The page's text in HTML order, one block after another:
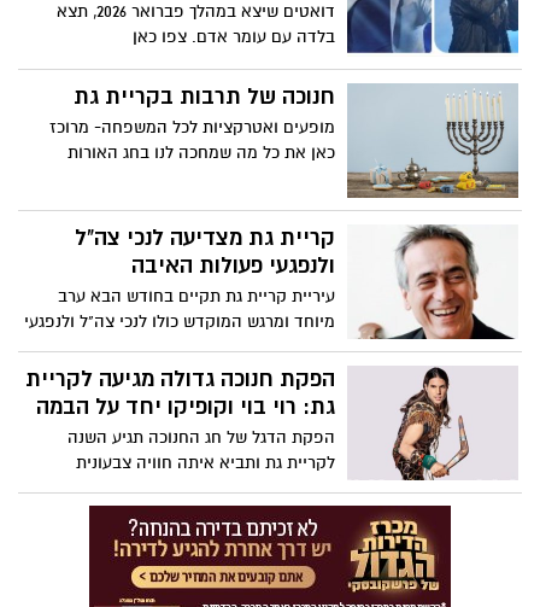
דואטים שיצא במהלך פברואר 2026, תצא
בלדה עם עומר אדם. צפו כאן
חנוכה של תרבות בקריית גת
מופעים ואטרקציות לכל המשפחה- מרוכז
כאן את כל מה שמחכה לנו בחג האורות
קריית גת מצדיעה לנכי צה"ל
ולנפגעי פעולות האיבה
עיריית קריית גת תקיים בחודש הבא ערב
מיוחד ומרגש המוקדש כולו לנכי צה"ל ולנפגעי
פעולות האיבה – אירוע שמטרתו להביע
תודה, הערכה והוקרה עמוקה לאלו שנפגעו
בעת שירותם ובמאבקם להגנת המדינה.
הפקת חנוכה גדולה מגיעה לקריית
גת: רוי בוי וקופיקו יחד על הבמה
הפקת הדגל של חג החנוכה תגיע השנה
לקריית גת ותביא איתה חוויה צבעונית
ומשעשעת לילדים ולכל המשפחה. כוכב
הילדים רוי בוי והדמות האהובה קופיקו יעלו
על הבמה יחד, לצד עשרות שחקנים ורקדנים,
במופע חדש, מושקע ומלא אווירת חג.